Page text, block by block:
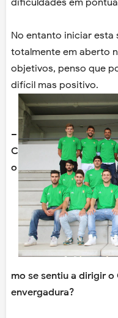
dificuldades em
No entanto iniciar esta
totalmente em aberto
objetivos, penso que
difícil mas positivo.
–
C
o
mo se sentiu a dirigir
envergadura?